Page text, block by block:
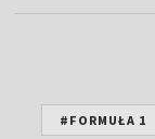
#FORMUŁA 1